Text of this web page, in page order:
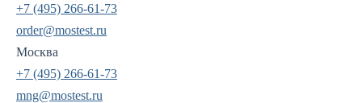
+7 (495) 266-61-73
order@mostest.ru
Москва
+7 (495) 266-61-73
mng@mostest.ru